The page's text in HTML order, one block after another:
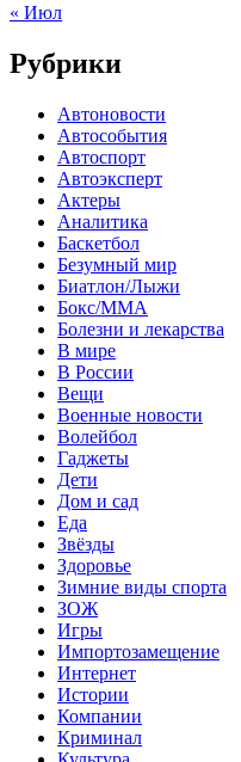
« Июл
Рубрики
Автоновости
Автособытия
Автоспорт
Автоэксперт
Актеры
Аналитика
Баскетбол
Безумный мир
Биатлон/Лыжи
Бокс/MMA
Болезни и лекарства
В мире
В России
Вещи
Военные новости
Волейбол
Гаджеты
Дети
Дом и сад
Еда
Звёзды
Здоровье
Зимние виды спорта
ЗОЖ
Игры
Импортозамещение
Интернет
Истории
Компании
Криминал